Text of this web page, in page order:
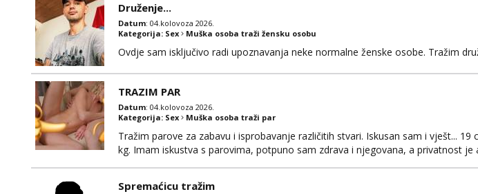
Druženje...
Datum: 04.kolovoza 2026.
Kategorija: Sex Muška osoba traži žensku osobu
Ovdje sam isključivo radi upoznavanja neke normalne ženske osobe. Tražim
TRAZIM PAR
Datum: 04.kolovoza 2026.
Kategorija: Sex Muška osoba traži par
Tražim parove za zabavu i isprobavanje različitih stvari. Iskusan sam i vješt... 19
kg. Imam iskustva s parovima, potpuno sam zdrava i njegovana, a privatnost je
Spremaćicu tražim